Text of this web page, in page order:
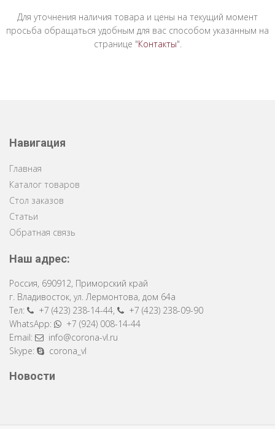
Для уточнения наличия товара и цены на текущий момент
просьба обращаться удобным для вас способом указанным на
странице "Контакты".
Навигация
Главная
Каталог товаров
Стол заказов
Статьи
Обратная связь
Наш адрес:
Россия, 690912, Приморский край
г. Владивосток, ул. Лермонтова, дом 64a
Тел:
+7 (423) 238-14-44,
+7 (423) 238-09-90
WhatsApp:
+7 (924) 008-14-44
Email:
info@corona-vl.ru
Skype:
corona_vl
Новости